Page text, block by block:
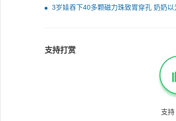
3岁娃吞下40多颗磁力珠致胃穿孔 奶奶以
支持打赏
支持